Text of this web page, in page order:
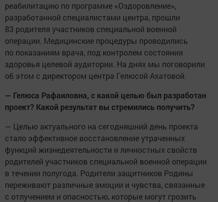
реабилитацию по программе «Оздоровление»,
разработанной специалистами центра, прошли
83 родителя участников специальной военной
операции. Медицинские процедуры проводились
по показаниям врача, под контролем состояния
здоровья целевой аудитории. На днях мы поговорили
об этом с директором центра Гелюсой Ахатовой.
— Гелюса Рафаиловна, с какой целью был разработан
проект? Какой результат вы стремились получить?
— Целью актуального на сегодняшний день проекта
стало эффективное восстановление утраченных
функций жизнедеятельности и личностных свойств
родителей участников специальной военной операции
в течении полугода. Родители защитников Родины
переживают различные эмоции и чувства, связанные
с отлучением и опасностью, которые могут грозить